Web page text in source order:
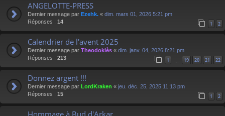
ANGELOTTE-PRESS
Dernier message par Ezehk. « dim. mars 01, 2026 5:21 pm
Réponses : 14 1 2
Calendrier de l'avent 2025
Dernier message par Theodoklès « dim. janv. 04, 2026 8:21 pm
Réponses : 213 1 … 19 20 21 22
Donnez argent !!!
Dernier message par LordKraken « jeu. déc. 25, 2025 11:13 pm
Réponses : 15 1 2